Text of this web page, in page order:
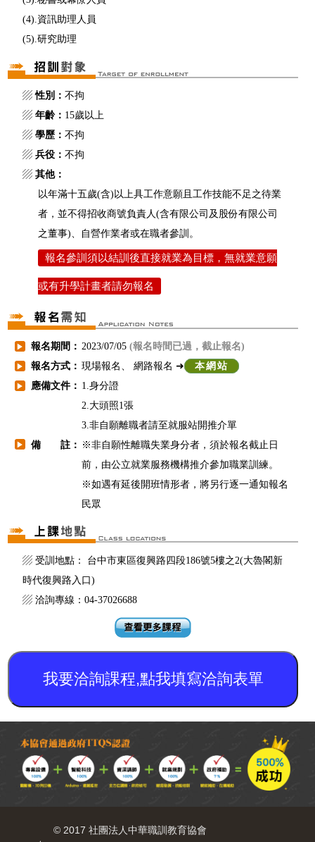
(4).資訊助理人員
(5).研究助理
▨性別： 不拘
▨ 年齡： 15歲以上
▨ 學歷： 不拘
▨ 兵役： 不拘
▨ 其他：
以年滿十五歲(含)以上具工作意願且工作技能不足之待業
者，並不得招收商號負責人(含有限公司及股份有限公司
之董事)、自營作業者或在職者參訓。
報名參訓須以結訓後直接就業為目標，無就業意願
或有升學計畫者請勿報名
▶ 報名期間： 2023/07/05 (報名時間已過，截止報名)
▶ 報名方式： 現場報名、 網路報名 ➜ 本網站
▶ 應備文件： 1.身分證
2.大頭照1張
3.非自願離職者請至就服站開推介單
▶ 備 註： ※非自願性離職失業身分者，須於報名截止日
前，由公立就業服務機構推介參加職業訓練。
※如遇有延後開班情形者，將另行逐一通知報名
民眾
▨ 受訓地點： 台中市東區復興路四段186號5樓之2(大魯閣新
時代復興路入口)
▨ 洽詢專線：04-37026688
我要洽詢課程,點我填寫洽詢表單
© 2017 社團法人中華職訓教育協會